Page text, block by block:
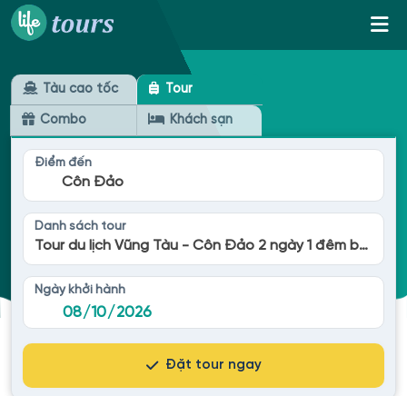
Tàu cao tốc Tour
Combo Khách sạn
Điểm đến
Côn Đảo
Danh sách tour
Tour du lịch Vũng Tàu - Côn Đảo 2 ngày 1 đêm bằng tàu cao tốc
Ngày khởi hành
Đặt tour ngay
Combo du lịch Côn Đảo